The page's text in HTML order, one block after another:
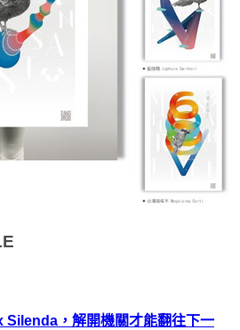
Silenda，解開機關才能翻往下一